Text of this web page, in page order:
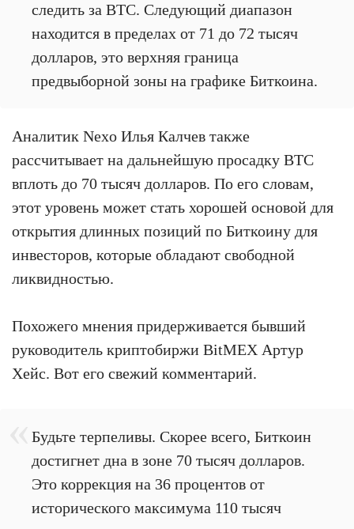
следить за BTC. Следующий диапазон
находится в пределах от 71 до 72 тысяч
долларов, это верхняя граница
предвыборной зоны на графике Биткоина.
Аналитик Nexo Илья Калчев также
рассчитывает на дальнейшую просадку BTC
вплоть до 70 тысяч долларов. По его словам,
этот уровень может стать хорошей основой для
открытия длинных позиций по Биткоину для
инвесторов, которые обладают свободной
ликвидностью.
Похожего мнения придерживается бывший
руководитель криптобиржи BitMEX Артур
Хейс. Вот его свежий комментарий.
Будьте терпеливы. Скорее всего, Биткоин
достигнет дна в зоне 70 тысяч долларов.
Это коррекция на 36 процентов от
исторического максимума 110 тысяч